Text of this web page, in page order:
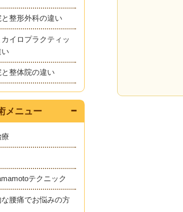
整形外科の違い
イロプラクティッ
整体院の違い
メニュー
テクニック
腰痛でお悩みの方